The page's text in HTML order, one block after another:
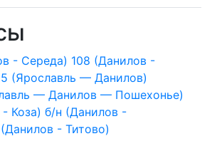
- Середа) 108 (Данилов -
(Ярославль — Данилов)
— Данилов — Пошехонье)
Коза) б/н (Данилов -
- Титово)